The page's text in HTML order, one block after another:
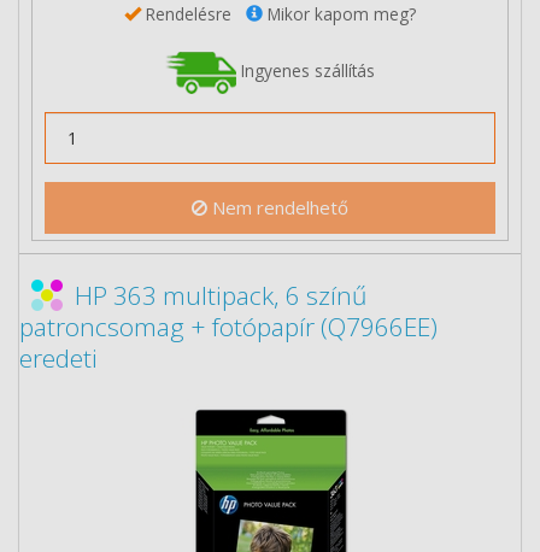
Rendelésre Mikor kapom meg?
Ingyenes szállítás
Nem rendelhető
HP 363 multipack, 6 színű
patroncsomag + fotópapír (Q7966EE)
eredeti